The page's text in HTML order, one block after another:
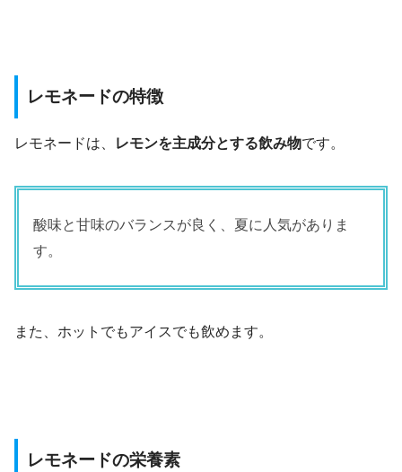
レモネードの特徴
レモネードは、 レモンを主成分とする飲み物です。
酸味と甘味のバランスが良く、夏に人気がありま
す。
また、ホットでもアイスでも飲めます。
レモネードの栄養素